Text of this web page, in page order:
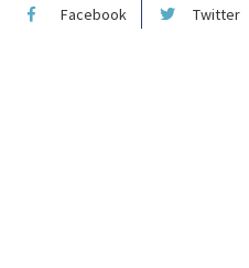
Facebook Twitter